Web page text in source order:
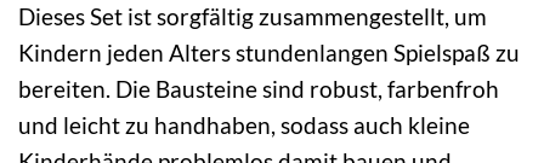
Dieses Set ist sorgfältig zusammengestellt, um
Kindern jeden Alters stundenlangen Spielspaß zu
bereiten. Die Bausteine sind robust, farbenfroh
und leicht zu handhaben, sodass auch kleine